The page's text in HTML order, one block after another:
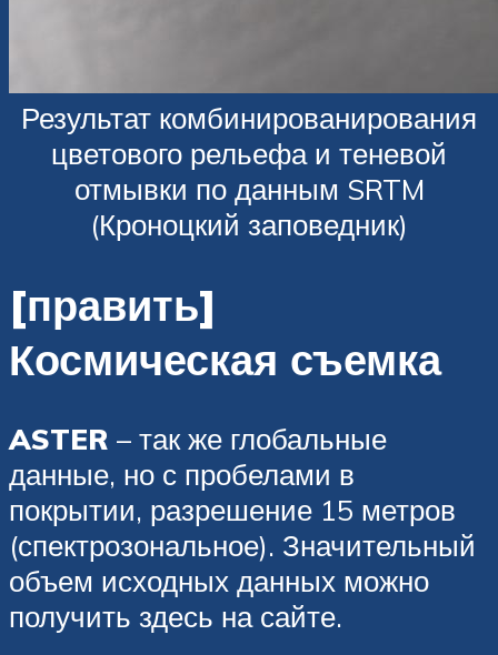
Результат комбинированирования
цветового рельефа и теневой
отмывки по данным SRTM
(Кроноцкий заповедник)
[править]
Космическая съемка
ASTER – так же глобальные
данные, но с пробелами в
покрытии, разрешение 15 метров
(спектрозональное). Значительный
объем исходных данных можно
получить здесь на сайте.